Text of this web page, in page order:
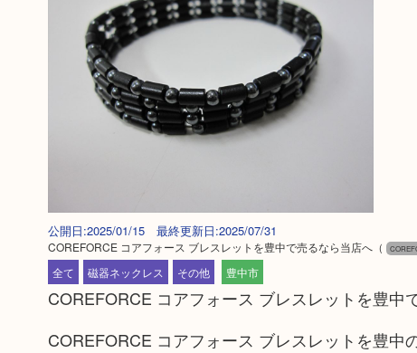
公開日:2025/01/15 最終更新日:2025/07/31
COREFORCE コアフォース ブレスレットを豊中で売るなら当店へ（
全て
磁器ネックレス その他 豊中市
COREFORCE コアフォース ブレスレットを豊中
COREFORCE コアフォース ブレスレットを豊中